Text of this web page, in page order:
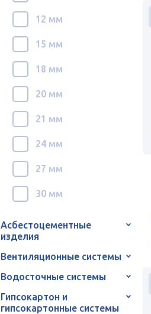
12 мм
15 мм
18 мм
20 мм
21 мм
24 мм
27 мм
30 мм
Асбестоцементные
изделия
Вентиляционные системы
Водосточные системы
Гипсокартон и
гипсокартонные системы